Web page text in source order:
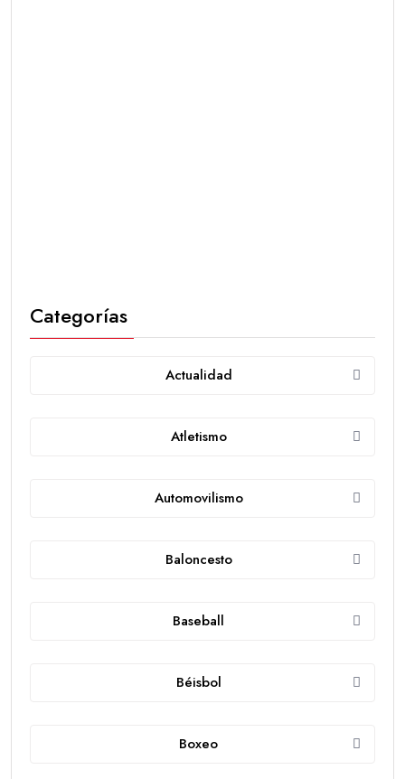
Categorías
Actualidad
Atletismo
Automovilismo
Baloncesto
Baseball
Béisbol
Boxeo